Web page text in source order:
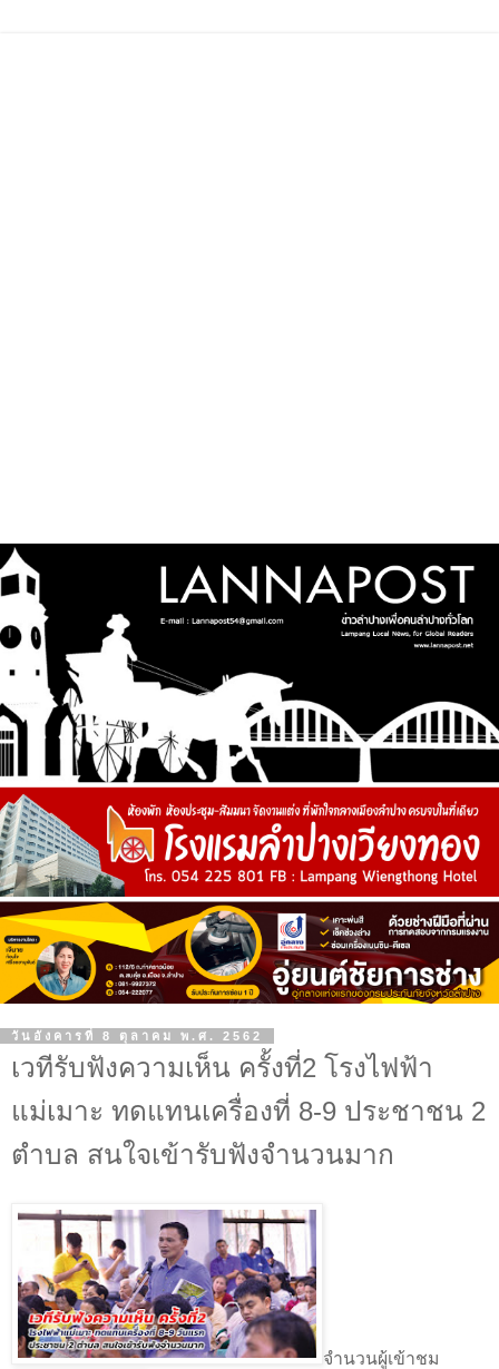
วันอังคารที่ 8 ตุลาคม พ.ศ. 2562
เวทีรับฟังความเห็น ครั้งที่2 โรงไฟฟ้า
แม่เมาะ ทดแทนเครื่องที่ 8-9 ประชาชน 2
ตำบล สนใจเข้ารับฟังจำนวนมาก
จำนวนผู้เข้าชม